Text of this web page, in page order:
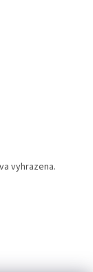
vyhrazena.